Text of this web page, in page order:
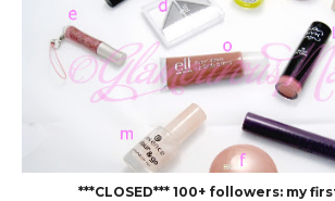
***CLOSED*** 100+ followers: my